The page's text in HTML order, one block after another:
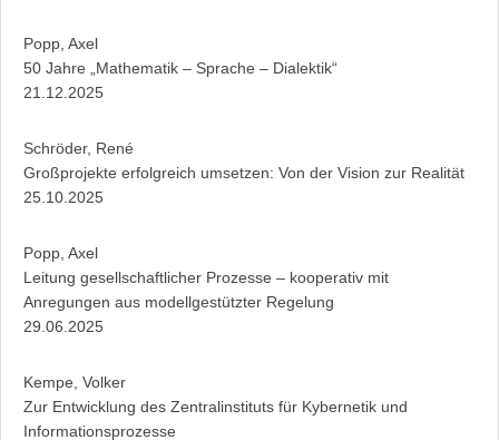
Popp, Axel
50 Jahre „Mathematik – Sprache – Dialektik“
21.12.2025
Schröder, René
Großprojekte erfolgreich umsetzen: Von der Vision zur Realität
25.10.2025
Popp, Axel
Leitung gesellschaftlicher Prozesse – kooperativ mit
Anregungen aus modellgestützter Regelung
29.06.2025
Kempe, Volker
Zur Entwicklung des Zentralinstituts für Kybernetik und
Informationsprozesse